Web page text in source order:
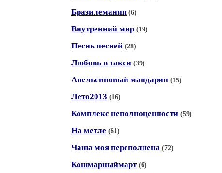
Бразилемания (6)
Внутренний мир (19)
Песнь песней (28)
Любовь в такси (39)
Апельсиновый мандарин (15)
Лето2013 (16)
Комплекс неполноценности (59)
На метле (61)
Чаша моя переполнена (72)
Кошмарныймарт (6)